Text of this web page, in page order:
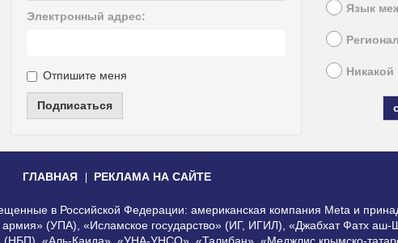
Электронный адрес:
Отпишите меня
Подписаться
Язык
Никакой
ГЛАВНАЯ РЕКЛАМА НА САЙТЕ
в Российской Федерации: американская компания Meta и
армия» (УПА), «Исламское государство» (ИГ, ИГИЛ), «Джабхат Фатх
«Аль-Каида», «УНА-УНСО», «Талибан», «Меджлис крымско-